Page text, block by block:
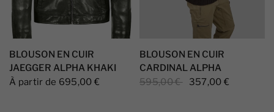
BLOUSON EN CUIR
JAEGGER ALPHA KHAKI
À partir de 695,00 €
BLOUSON EN CUIR
CARDINAL ALPHA
595,00 €
357,00 €